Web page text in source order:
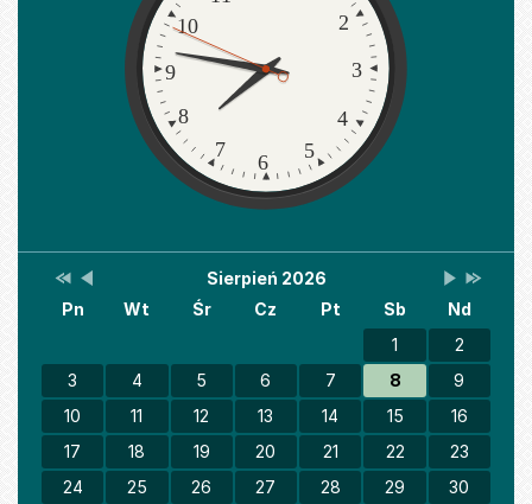
2
3
4
5
6
7
8
9
10
Kalendarz
Lista
wydarzeń
w
Sierpień 2026Brak
w
miesiącu.
Przestaw
na
Przestaw
na
Przestaw
na
Wrzesień
2026
na
Sierpień
2027
Pn Wt Śr Cz Pt Sb
Nd
1
2
3
4 5 6 7 8
9
10
11 12 13 14 15
16
17
18 19 20 21 22
23
24
25 26 27 28 29
30